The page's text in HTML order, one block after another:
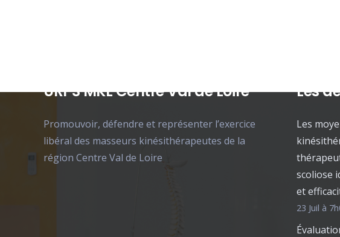
URPS MKL Centre Val de Loire
Promouvoir, défendre et représenter l’exercice
libéral des masseurs kinésithérapeutes de la
région Centre Val de Loire
Les
Les
scoliose
et
23 Juil à